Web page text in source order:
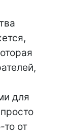
для
то от